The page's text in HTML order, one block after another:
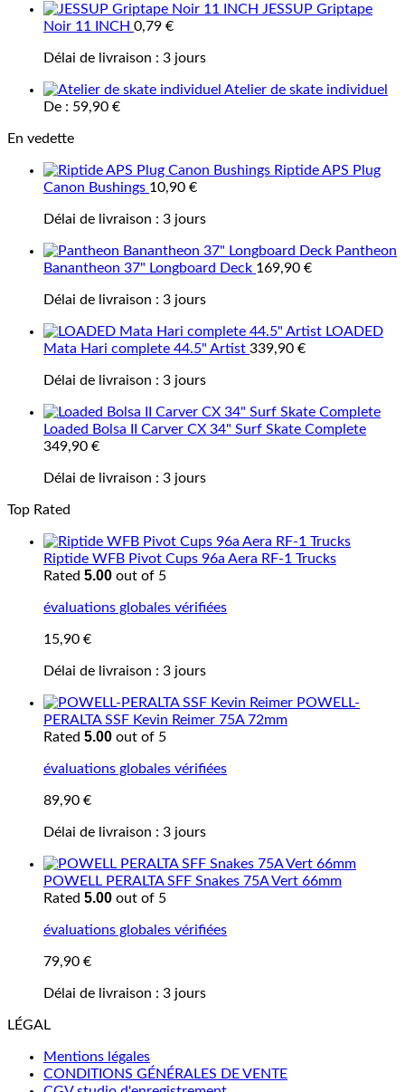
JESSUP Griptape
Noir 11 INCH 0,79 €
Délai de livraison : 3 jours
Atelier de skate individuel
De : 59,90 €
En vedette
Riptide APS Plug
Canon Bushings 10,90 €
Délai de livraison : 3 jours
Pantheon
Banantheon 37" Longboard Deck 169,90 €
Délai de livraison : 3 jours
LOADED
Mata Hari complete 44.5" Artist 339,90 €
Délai de livraison : 3 jours
Loaded Bolsa II Carver CX 34" Surf Skate Complete
349,90 €
Délai de livraison : 3 jours
Top Rated
Riptide WFB Pivot Cups 96a Aera RF-1 Trucks
Rated 5.00 out of 5
évaluations globales vérifiées
15,90 €
Délai de livraison : 3 jours
POWELL-
PERALTA SSF Kevin Reimer 75A 72mm
Rated 5.00 out of 5
évaluations globales vérifiées
89,90 €
Délai de livraison : 3 jours
POWELL PERALTA SFF Snakes 75A Vert 66mm
Rated 5.00 out of 5
évaluations globales vérifiées
79,90 €
Délai de livraison : 3 jours
LÉGAL
Mentions légales
CONDITIONS GÉNÉRALES DE VENTE